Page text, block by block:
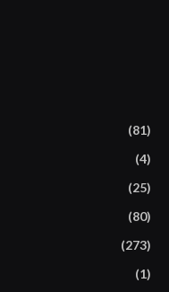
(81)
(4)
(25)
(80)
(273)
(1)